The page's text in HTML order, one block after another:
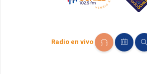
Radio en vivo